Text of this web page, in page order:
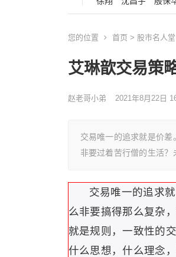
您的位置 首页 > 股市名人堂
艾琳歆交易策
赵老哥小弟 2021年8月22日
交易唯一的追求就是价
非要过着苦行僧的生活
交易唯一的追求
么非要搞得那么复杂
就是规则，一致性的
什么思想，什么理念